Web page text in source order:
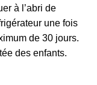
à l’abri de
une fois
de 30 jours.
des enfants.